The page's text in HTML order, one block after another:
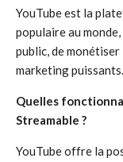
YouTube est la
populaire au
public, de monétiser
marketing puissants.
Quelles
Streamable ?
YouTube offre la